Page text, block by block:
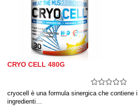
CRYO CELL 480G
cryocell è una formula sinergica che contiene i
ingredienti…